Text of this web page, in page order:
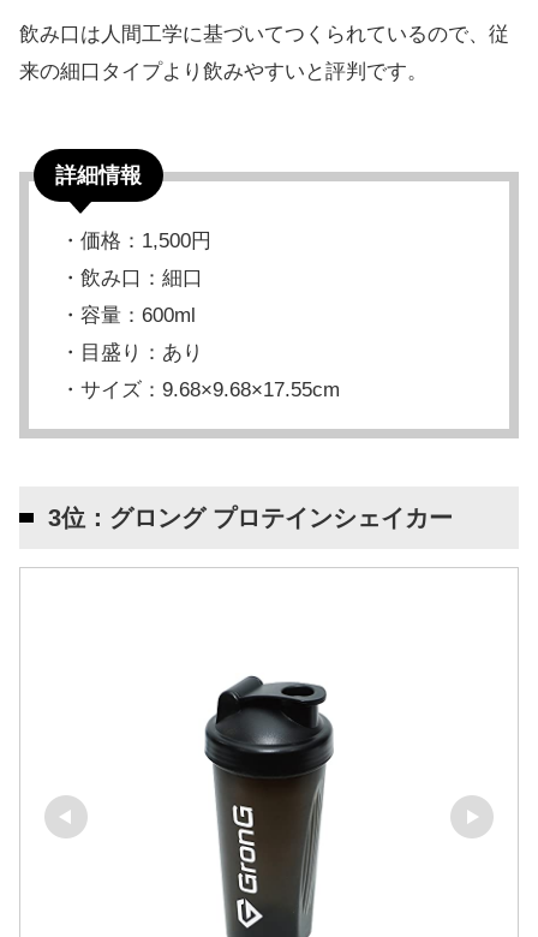
飲み口は人間工学に基づいてつくられているので、従
来の細口タイプより飲みやすいと評判です。
詳細情報
・価格：1,500円
・飲み口：細口
・容量：600ml
・目盛り：あり
・サイズ：9.68×9.68×17.55cm
3位：グロング プロテインシェイカー